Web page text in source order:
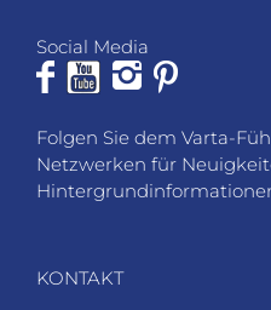
Social Media
Folgen Sie dem Varta-
Netzwerken für
KONTAKT